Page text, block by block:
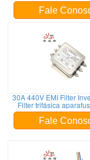
Fale
30A 440V EMI Filter
Filter trifásica
Fale